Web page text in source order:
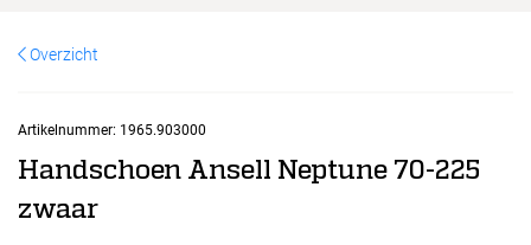
Overzicht
Artikelnummer: 1965.903000
Handschoen Ansell Neptune 70-225
zwaar